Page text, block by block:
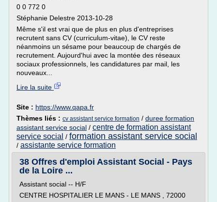
0 0 772 0
Stéphanie Delestre 2013-10-28
Même s'il est vrai que de plus en plus d'entreprises
recrutent sans CV (curriculum-vitae), le CV reste
néanmoins un sésame pour beaucoup de chargés de
recrutement. Aujourd'hui avec la montée des réseaux
sociaux professionnels, les candidatures par mail, les
nouveaux...
Lire la suite
Site : https://www.qapa.fr
Thèmes liés : cv assistant service formation / duree formation
assistant service social / centre de formation assistant
service social / formation assistant service social
/ assistante service formation
38 Offres d'emploi Assistant Social - Pays
de la Loire ...
Assistant social -- H/F
CENTRE HOSPITALIER LE MANS - LE MANS , 72000